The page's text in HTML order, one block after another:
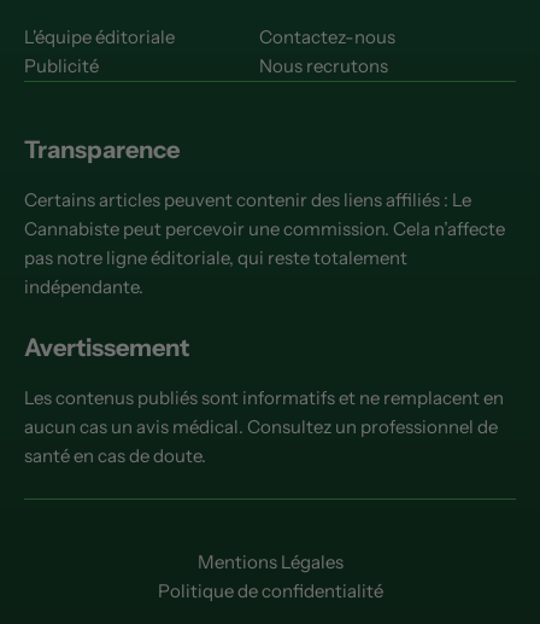
L'équipe éditoriale
Contactez-nous
Publicité
Nous recrutons
Transparence
Certains articles peuvent contenir des liens affiliés : Le
Cannabiste peut percevoir une commission. Cela n’affecte
pas notre ligne éditoriale, qui reste totalement
indépendante.
Avertissement
Les contenus publiés sont informatifs et ne remplacent en
aucun cas un avis médical. Consultez un professionnel de
santé en cas de doute.
Mentions Légales
Politique de confidentialité